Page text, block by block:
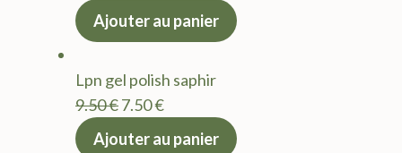
prix
9.50 €.
actuel
7.50 €.
Ajouter au panier
Lpn gel polish saphir
9.50€Le
prix
7.50€Le
Ajouter au panier